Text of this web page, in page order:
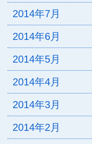
2014年7月
2014年6月
2014年5月
2014年4月
2014年3月
2014年2月